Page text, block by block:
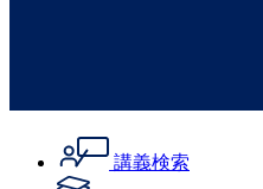
講義検索